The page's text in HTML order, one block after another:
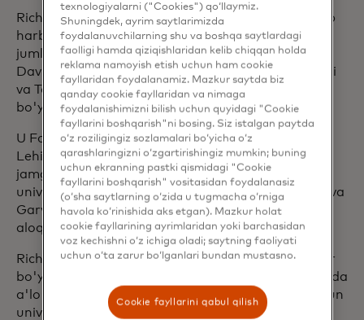
Rich AQSh Harbiy-havo kuchlari faxriysi va ko'plab
harbiy mukofotlar va fuqarolik mukofotlari,
jumladan, "Xizmat ko'rsatganligi uchun" medali,
Davlat departamentining "Ajoyib xizmat" mukofoti
va Tashqi aloqalar kengashining xalqaro aloqalar
bo'yicha stipendiyasi sohibidir.
U Ford jamg'armasi boshqaruvi a'zosi va ilgari
Lehigh universiteti va Demokratiya uchun milliy
jamg'arma boshqaruvi a'zolari bo'lgan. U Lehigh
universitetida birinchi Prezidentning Faxriy a'zosi va
Garvard universitetining Belfer fan va xalqaro
aloqalar markazida katta ilmiy xodim bo'lgan.
Rich Jorjtaun universitetida xalqaro munosabatlar
bo'yicha doktorlik darajasiga, Amerika universitetida
a'lo baholarga huquqshunoslik darajasiga, Jorjtaun
universiteti huquq markazida xalqaro huquq
texnologiyalarni ("Cookies") qo‘llaymiz.
Shuningdek, ayrim saytlarimizda
foydalanuvchilarning shu va boshqa saytlardagi
faolligi hamda qiziqishlaridan kelib chiqqan holda
reklama namoyish etish uchun ham cookie
fayllaridan foydalanamiz. Mazkur saytda biz
qanday cookie fayllaridan va nimaga
foydalanishimizni bilish uchun quyidagi "Cookie
fayllarini boshqarish"ni bosing. Siz istalgan paytda
o‘z roziligingiz sozlamalari bo‘yicha o‘z
qarashlaringizni o‘zgartirishingiz mumkin; buning
uchun ekranning pastki qismidagi "Cookie
fayllarini boshqarish" vositasidan foydalanasiz
(o‘sha saytlarning o‘zida u tugmacha o‘rniga
havola ko‘rinishida aks etgan). Mazkur holat
cookie fayllarining ayrimlaridan yoki barchasidan
voz kechishni o‘z ichiga oladi; saytning faoliyati
uchun o‘ta zarur bo‘lganlari bundan mustasno.
Cookie fayllarini qabul qilish